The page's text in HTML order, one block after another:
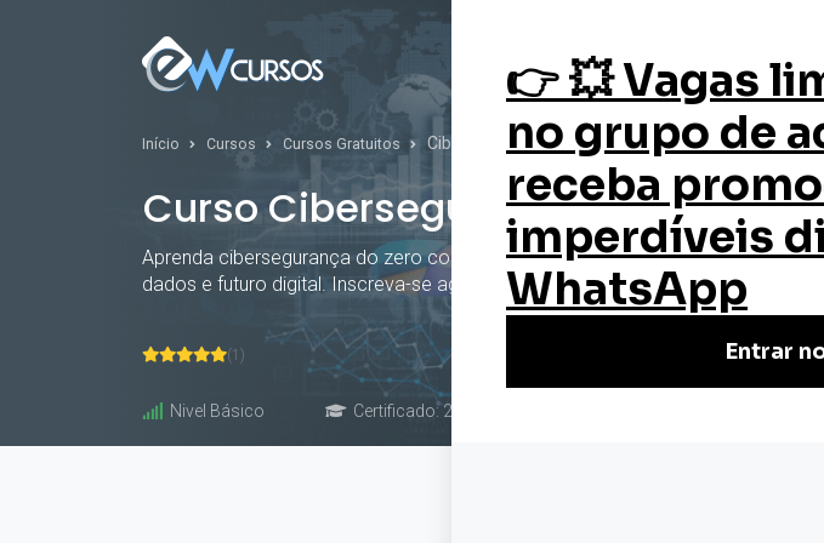
Cursos Quem Somos
Início Cursos Cursos Gratuitos Cibersegurança
Curso Cibersegurança
Aprenda cibersegurança do zero com o curso online grátis da EW! Proteja seus
dados e futuro digital. Inscreva-se agora e garanta sua vaga!
(1)
Nivel Básico Certificado: 20 horas